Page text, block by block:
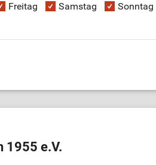
Freitag Samstag Sonntag
1955 e.V.